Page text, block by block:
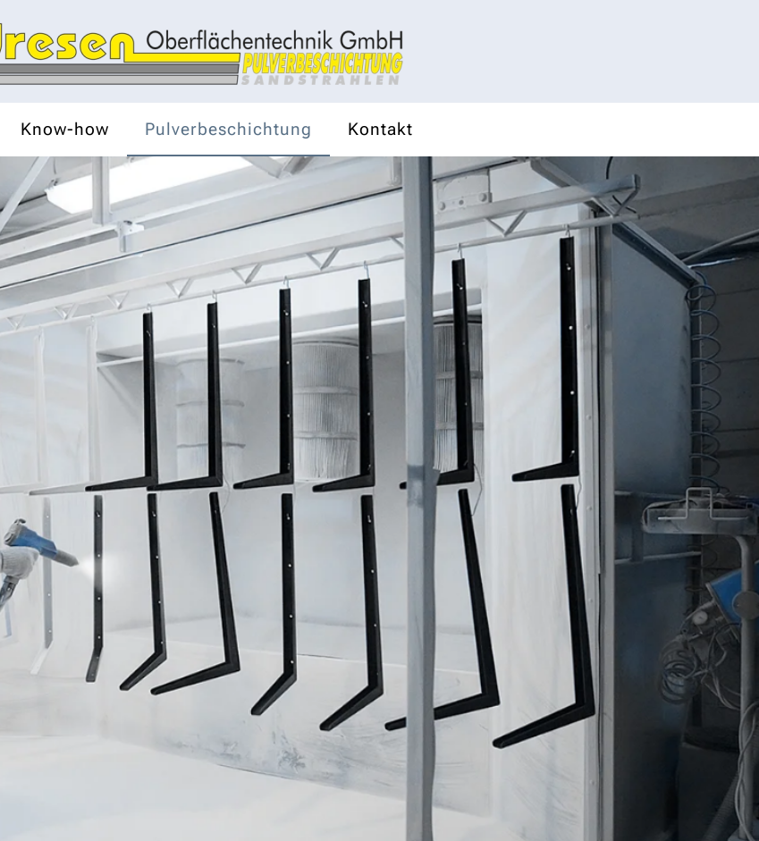
Know-how Pulverbeschichtung Kontakt